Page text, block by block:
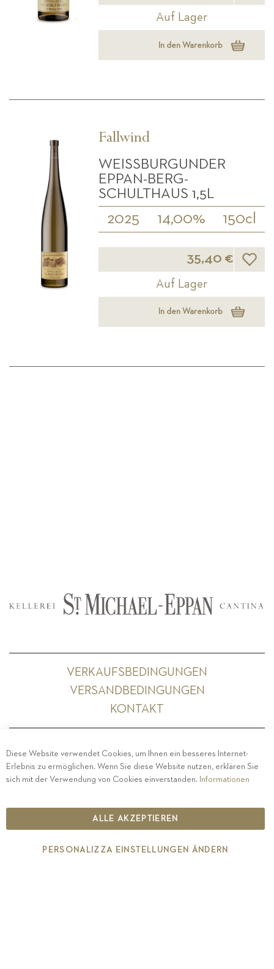
Auf Lager
In den Warenkorb
Fallwind
WEISSBURGUNDER E
PPAN-BERG- S
CHULTHAUS 1,5L
2025 14,00% 150cl
35,40 €
Auf Lager
In den Warenkorb
VERKAUFSBEDINGUNGEN
VERSANDBEDINGUNGEN
KONTAKT
PRIVACY-IMPRESSUM- COOKIE POLICY-
ETHISCHER KODEX
IT00126670215
Diese Website verwendet Cookies, um Ihnen ein besseres Internet-
Erlebnis zu ermöglichen. Wenn Sie diese Website nutzen, erklären Sie
sich mit der Verwendung von Cookies einverstanden. Informationen
ALLE AKZEPTIEREN
PERSONALIZZA EINSTELLUNGEN ÄNDERN